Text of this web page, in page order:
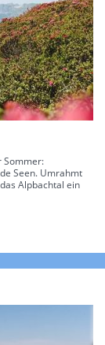
Sommer:
Seen. Umrahmt
Alpbachtal ein